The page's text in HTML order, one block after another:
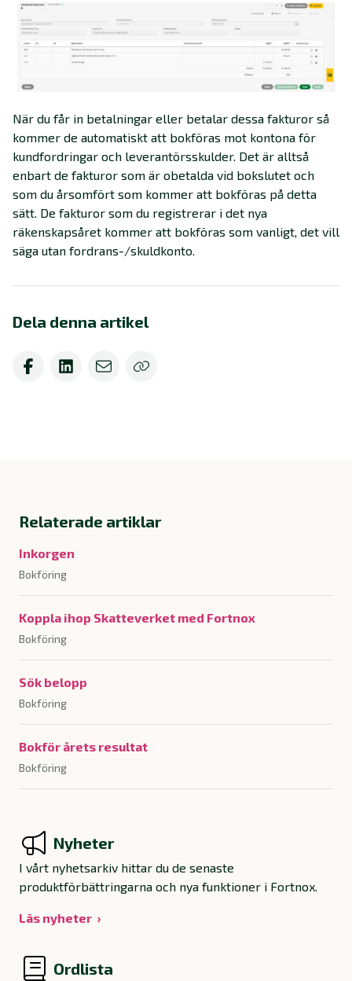
När du får in betalningar eller betalar dessa fakturor så
kommer de automatiskt att bokföras mot kontona för
kundfordringar och leverantörsskulder. Det är alltså
enbart de fakturor som är obetalda vid bokslutet och
som du årsomfört som kommer att bokföras på detta
sätt. De fakturor som du registrerar i det nya
räkenskapsåret kommer att bokföras som vanligt, det vill
säga utan fordrans-/skuldkonto.
Dela denna artikel
Relaterade artiklar
Inkorgen
Bokföring
Koppla ihop Skatteverket med Fortnox
Bokföring
Sök belopp
Bokföring
Bokför årets resultat
Bokföring
Nyheter
I vårt nyhetsarkiv hittar du de senaste
produktförbättringarna och nya funktioner i Fortnox.
Läs nyheter
Ordlista